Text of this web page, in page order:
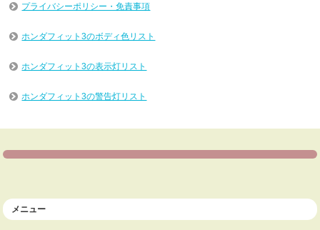
プライバシーポリシー・免責事項
ホンダフィット3のボディ色リスト
ホンダフィット3の表示灯リスト
ホンダフィット3の警告灯リスト
メニュー